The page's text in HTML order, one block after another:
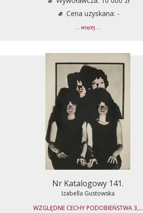
Cena uzyskana: -
... więcej ...
Nr Katalogowy 141.
Izabella Gustowska
WZGLĘDNE CECHY PODOBIEŃSTWA 3,...